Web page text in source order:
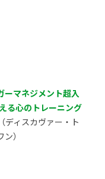
ーマネジメント超入
る心のトレーニング
ディスカヴァー・ト
）